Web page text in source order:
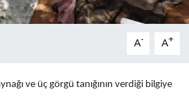
A- A+
ve üç görgü tanığının verdiği bilgiye